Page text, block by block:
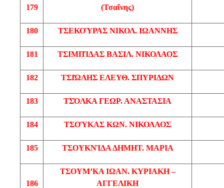
179
(Τσαΐνης)
180 ΤΣΕΚΟΎΡΑΣ ΝΙΚΟΛ. ΙΩΑΝΝΗΣ
181 ΤΣΙΜΠΊΔΑΣ ΒΑΣΙΛ. ΝΙΚΟΛΑΟΣ
182 ΤΣΙΏΛΗΣ ΕΛΕΥΘ. ΣΠΥΡΙΔΩΝ
183 ΤΣΌΛΚΑ ΓΕΩΡ. ΑΝΑΣΤΑΣΙΑ
184 ΤΣΟΎΚΑΣ ΚΩΝ. ΝΙΚΟΛΑΟΣ
185 ΤΣΟΥΚΝΊΔΑΔΗΜΗΤ. ΜΑΡΙΑ
186
ΤΣΟΥΜ’ΚΑ ΙΩΑΝ. ΚΥΡΙΑΚΗ –
ΑΓΓΕΛΙΚΗ